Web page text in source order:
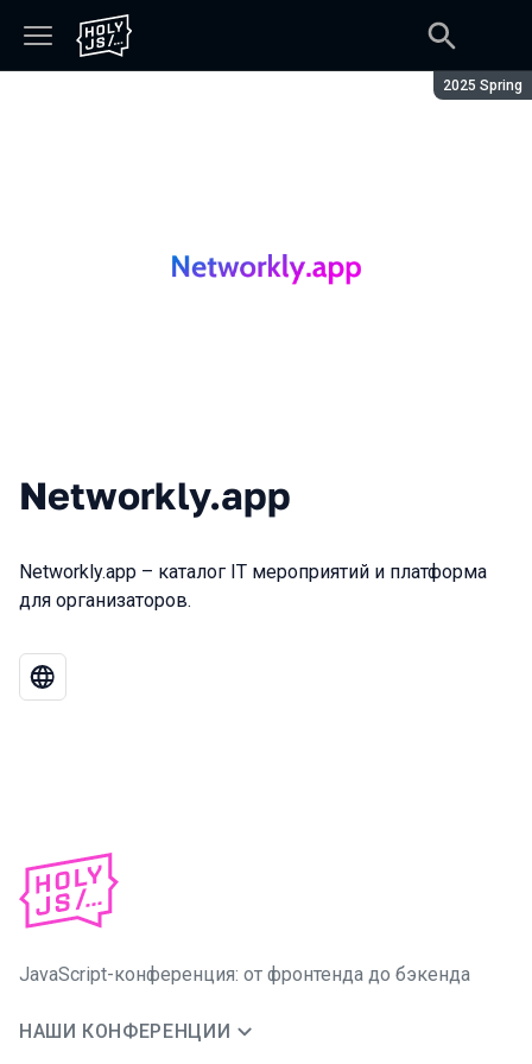
Сезон:
2025 Spring
Networkly.app
Networkly.app – каталог IT мероприятий и платформа
для организаторов.
JavaScript-конференция: от фронтенда до бэкенда
НАШИ КОНФЕРЕНЦИИ